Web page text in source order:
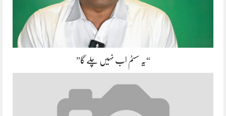
“یہ سسٹم اب نہیں چلے گا”